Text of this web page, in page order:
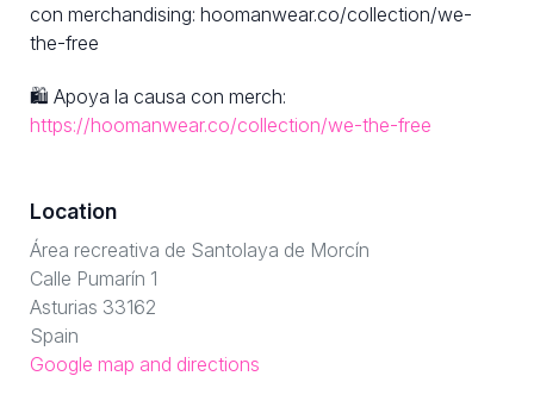
con merchandising: hoomanwear.co/collection/we-
the-free
🛍 Apoya la causa con merch:
https://hoomanwear.co/collection/we-the-free
Location
Área recreativa de Santolaya de Morcín
Calle Pumarín 1
Asturias 33162
Spain
Google map and directions